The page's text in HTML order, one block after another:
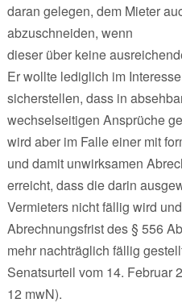
daran gelegen, dem Mieter
abzuschneiden, wenn
dieser über keine
Er wollte lediglich im
sicherstellen, dass in
wechselseitigen Ansprüche
wird aber im Falle einer mit
und damit unwirksamen
erreicht, dass die darin
Vermieters nicht fällig wird
Abrechnungsfrist des § 556
mehr nachträglich fällig
Senatsurteil vom 14. Februar
12 mwN).